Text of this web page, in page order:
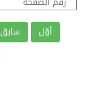
أوّل سابق